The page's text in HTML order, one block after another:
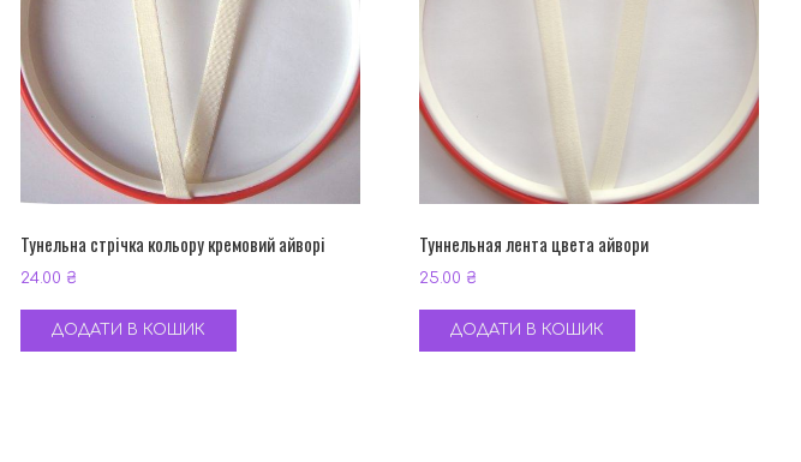
Тунельна стрічка кольору кремовий айворі
24.00 ₴
ДОДАТИ В КОШИК
Туннельная лента цвета айвори
25.00 ₴
ДОДАТИ В КОШИК